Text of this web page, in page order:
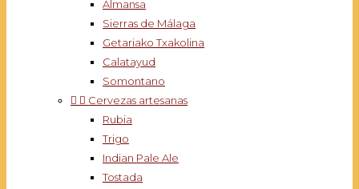
Almansa
Sierras de Málaga
Getariako Txakolina
Calatayud
Somontano
  Cervezas artesanas
Rubia
Trigo
Indian Pale Ale
Tostada